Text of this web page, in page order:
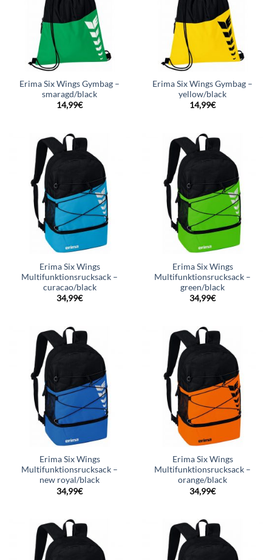
Erima Six Wings Gymbag –
smaragd/black
14,99€
Erima Six Wings Gymbag –
yellow/black
14,99€
Erima Six Wings
Multifunktionsrucksack –
curacao/black
34,99€
Erima Six Wings
Multifunktionsrucksack –
green/black
34,99€
Erima Six Wings
Multifunktionsrucksack –
new royal/black
34,99€
Erima Six Wings
Multifunktionsrucksack –
orange/black
34,99€